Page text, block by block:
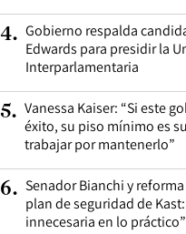
4. Gobierno respalda
Edwards para presidir la
Interparlamentaria
5. Vanessa Kaiser: “Si este
éxito, su piso mínimo es
trabajar por mantenerlo”
6. Senador Bianchi y
plan de seguridad de
innecesaria en lo práctico”